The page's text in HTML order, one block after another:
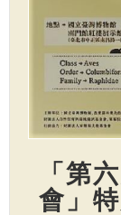
「第
會」